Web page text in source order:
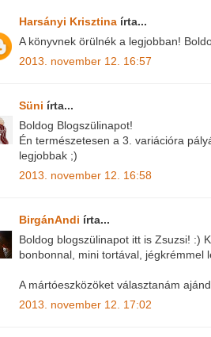
Harsányi Krisztina írta...
A könyvnek örülnék a legjobban!
2013. november 12. 16:57
Süni írta...
Boldog Blogszülinapot!
Én természetesen a 3. variációra
legjobbak ;)
2013. november 12. 16:58
BirgánAndi írta...
Boldog blogszülinapot itt is Zsuzsi! :)
bonbonnal, mini tortával, jégkrémmel
A mártóeszközöket választanám
2013. november 12. 17:02